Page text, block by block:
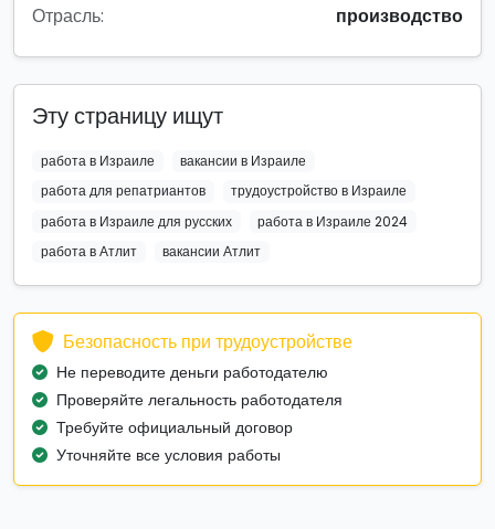
Отрасль:
производство
Эту страницу ищут
работа в Израиле
вакансии в Израиле
работа для репатриантов
трудоустройство в Израиле
работа в Израиле для русских
работа в Израиле 2024
работа в Атлит
вакансии Атлит
Безопасность при трудоустройстве
Не переводите деньги работодателю
Проверяйте легальность работодателя
Требуйте официальный договор
Уточняйте все условия работы